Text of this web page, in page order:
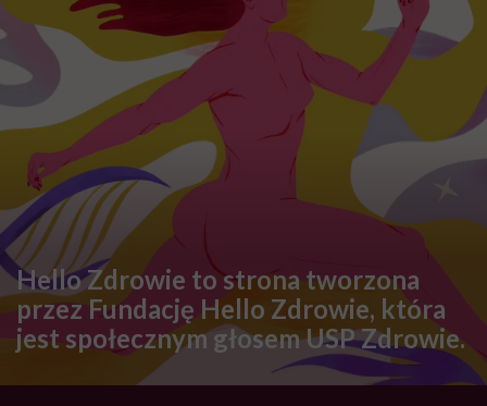
Hello Zdrowie to strona tworzona
przez Fundację Hello Zdrowie, która
jest społecznym głosem USP Zdrowie.